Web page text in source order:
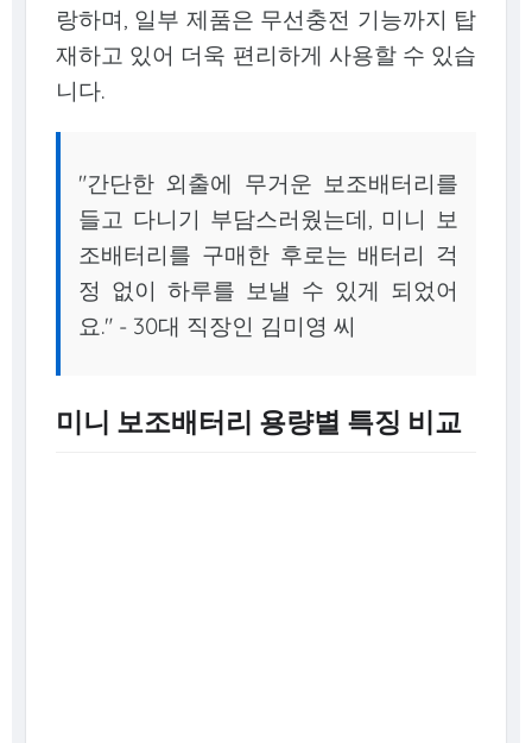
랑하며, 일부 제품은 무선충전 기능까지 탑
재하고 있어 더욱 편리하게 사용할 수 있습
니다.
"간단한 외출에 무거운 보조배터리를
들고 다니기 부담스러웠는데, 미니 보
조배터리를 구매한 후로는 배터리 걱
정 없이 하루를 보낼 수 있게 되었어
요." - 30대 직장인 김미영 씨
미니 보조배터리 용량별 특징 비교